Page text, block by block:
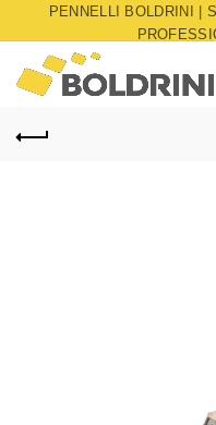
PENNELLI BOLDRINI |